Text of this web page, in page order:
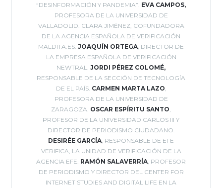
“DESINFORMACIÓN Y PANDEMIA”. EVA CAMPOS,
PROFESORA DE LA UNIVERSIDAD DE
VALLADOLID. CLARA JIMÉNEZ, COFUNDADORA
DE LA AGENCIA ESPAÑOLA DE VERIFICACIÓN
MALDITA.ES. JOAQUÍN ORTEGA , DIRECTOR DE
LA EMPRESA ESPAÑOLA DE VERIFICACIÓN
NEWTRAL. JORDI PÉREZ COLOMÉ,
RESPONSABLE DE LA SECCIÓN DE TECNOLOGÍA
DE EL PAÍS. CARMEN MARTA LAZO
PROFESORA DE LA UNIVERSIDAD DE
ZARAGOZA. OSCAR ESPÍRITU SANTO
PROFESOR DE LA UNIVERSIDAD CARLOS III Y
DIRECTOR DE PERIODISMO CIUDADANO.
DESIRÉE GARCÍA , RESPONSABLE DE EFE
VERIFICA, LA UNIDAD DE VERIFICACIÓN DE LA
AGENCIA EFE. RAMÓN SALAVERRÍA , PROFESOR
DE PERIODISMO Y DIRECTOR DEL CENTER FOR
INTERNET STUDIES AND DIGITAL LIFE EN LA